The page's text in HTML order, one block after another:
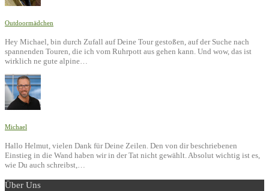
Outdoormädchen
Hey Michael, bin durch Zufall auf Deine Tour gestoßen, auf der Suche nach
spannenden Touren, die ich vom Ruhrpott aus gehen kann. Und wow, das ist
wirklich ne gute alpine…
Michael
Hallo Helmut, vielen Dank für Deine Zeilen. Den von dir beschriebenen
Einstieg in die Wand haben wir in der Tat nicht gewählt. Absolut wichtig ist es,
wie Du auch schreibst,…
Über Uns